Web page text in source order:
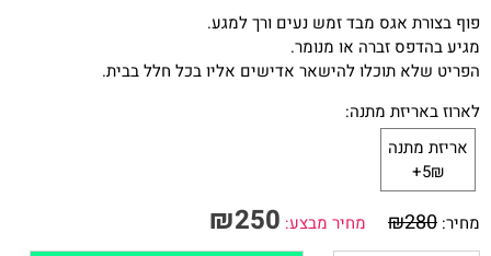
פוף בצורת אגס מבד זמש נעים ורך למגע.
מגיע בהדפס זברה או מנומר.
הפריט שלא תוכלו להישאר אדישים אליו בכל חלל בבית.
לארוז באריזת מתנה:
אריזת מתנה
5₪+
מחיר: ₪280 מחיר מבצע: ₪250